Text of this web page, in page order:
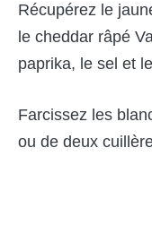
Récupérez le
le cheddar râpé
paprika, le sel et
Farcissez les
ou de deux